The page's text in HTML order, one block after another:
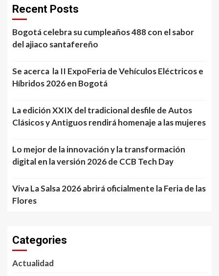
Recent Posts
Bogotá celebra su cumpleaños 488 con el sabor
del ajiaco santafereño
Se acerca la II ExpoFeria de Vehículos Eléctricos e
Híbridos 2026 en Bogotá
La edición XXIX del tradicional desfile de Autos
Clásicos y Antiguos rendirá homenaje a las mujeres
Lo mejor de la innovación y la transformación
digital en la versión 2026 de CCB Tech Day
Viva La Salsa 2026 abrirá oficialmente la Feria de las
Flores
Categories
Actualidad